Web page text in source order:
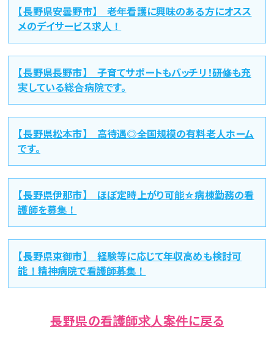
【長野県安曇野市】 老年看護に興味のある方にオスス
メのデイサービス求人！
【長野県長野市】 子育てサポートもバッチリ！研修も充
実している総合病院です。
【長野県松本市】 高待遇◎全国規模の有料老人ホーム
です。
【長野県伊那市】 ほぼ定時上がり可能☆病棟勤務の看
護師を募集！
【長野県東御市】 経験等に応じて年収高めも検討可
能！精神病院で看護師募集！
長野県の看護師求人案件に戻る